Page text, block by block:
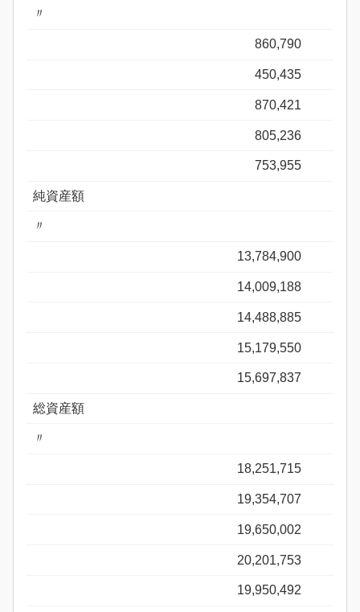
〃
860,790
450,435
870,421
805,236
753,955
純資産額
〃
13,784,900
14,009,188
14,488,885
15,179,550
15,697,837
総資産額
〃
18,251,715
19,354,707
19,650,002
20,201,753
19,950,492